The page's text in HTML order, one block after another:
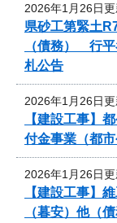
2026年1月26日
県砂工第緊土
（債務） 行
札公告
2026年1月26日
【建設工事】
付金事業（都
2026年1月26日
【建設工事】
（暮安）他（